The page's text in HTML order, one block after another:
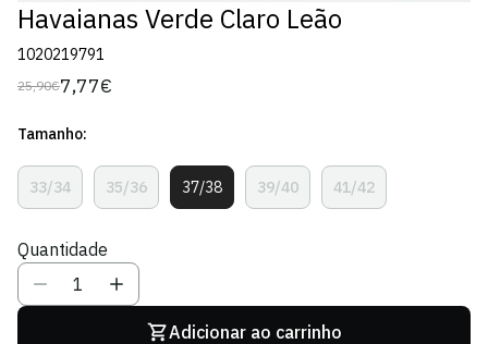
Havaianas Verde Claro Leão
1020219791
Preço
25,90€
Preço
venda
7,77€
Tamanho:
33/34Variante
Esgotada
Indisponível
35/36Variante
Esgotada
37/38Variante
Esgotada
39/40Variante
Esgotada
41/42Variante
Esgotada
Quantidade
Adicionar ao carrinho